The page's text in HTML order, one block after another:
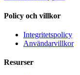
Policy och villkor
Integritetspolicy
Användarvillkor
Resurser